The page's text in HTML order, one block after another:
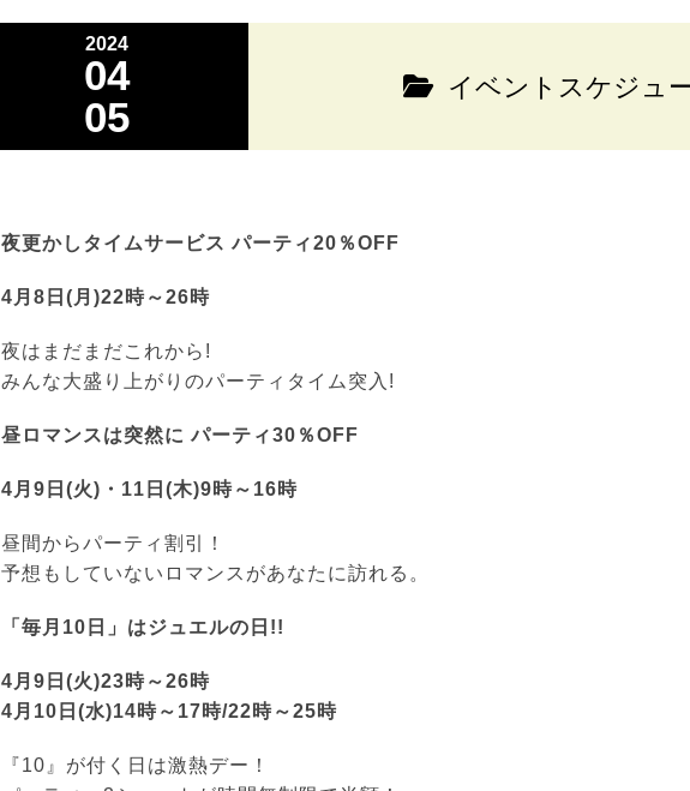
2024
04
05
イベントスケジュ
夜更かしタイムサービス パーティ20％OFF
4月8日(月)22時～26時
夜はまだまだこれから!
みんな大盛り上がりのパーティタイム突入!
昼ロマンスは突然に パーティ30％OFF
4月9日(火)・11日(木)9時～16時
昼間からパーティ割引！
予想もしていないロマンスがあなたに訪れる。
「毎月10日」はジュエルの日!!
4月9日(火)23時～26時
4月10日(水)14時～17時/22時～25時
『10』が付く日は激熱デー！